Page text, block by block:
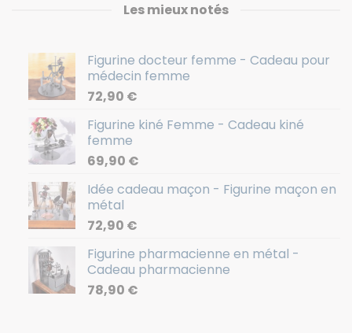
Les mieux notés
Figurine docteur femme - Cadeau pour
médecin femme
72,90 €
Figurine kiné Femme - Cadeau kiné
femme
69,90 €
Idée cadeau maçon - Figurine maçon en
métal
72,90 €
Figurine pharmacienne en métal -
Cadeau pharmacienne
78,90 €